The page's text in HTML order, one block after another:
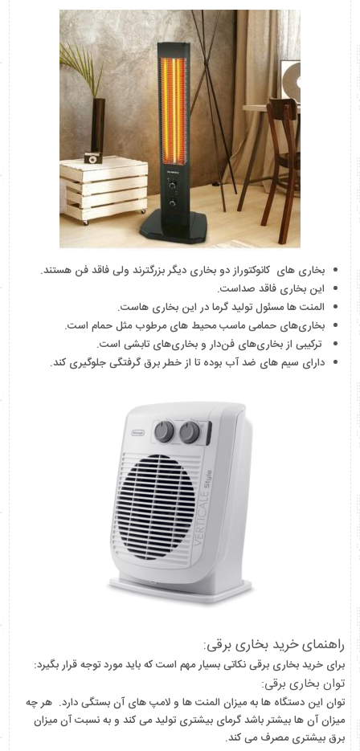
بخاری های کانوکتوراز دو بخاری دیگر بزرگترند ولی فاقد فن هستند.
این بخاری فاقد صداست.
المنت ها مسئول تولید گرما در این بخاری هاست.
بخاری‌های حمامی ماسب محیط های مرطوب مثل حمام است.
ترکیبی از بخاری‌های فن‌دار و بخاری‌های تابشی است.
دارای سیم های ضد آب بوده تا از خطر برق گرفتگی جلوگیری کند.
راهنمای خرید بخاری برقی:
برای خرید بخاری برقی نکاتی بسیار مهم است که باید مورد توجه قرار بگیرد:
توان بخاری برقی:
توان این دستگاه ها به میزان المنت ها و لامپ های آن بستگی دارد. هر چه
میزان آن ها بیشتر باشد گرمای بیشتری تولید می کند و به نسبت آن میزان
برق بیشتری مصرف می کند.